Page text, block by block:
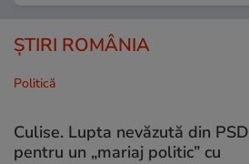
ȘTIRI ROMÂNIA
Politică
Culise. Lupta nevăzută din PSD
pentru un „mariaj politic” cu